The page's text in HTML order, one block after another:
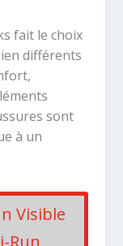
fait le choix
différents
sont
à un
Visible
Run